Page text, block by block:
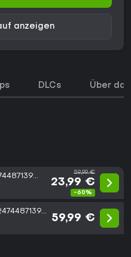
anzeigen
DLCs Über
59,99 €
23,99 €
-60%
59,99 €